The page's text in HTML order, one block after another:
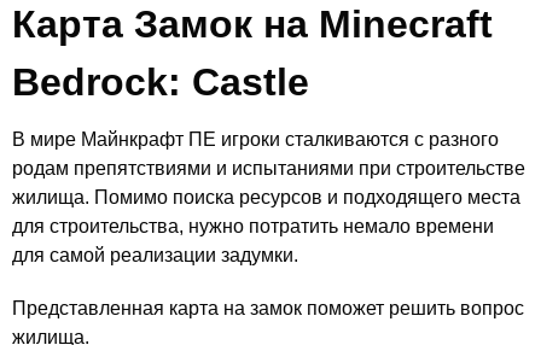
Карта Замок на Minecraft
Bedrock: Castle
В мире Майнкрафт ПЕ игроки сталкиваются с разного
родам препятствиями и испытаниями при строительстве
жилища. Помимо поиска ресурсов и подходящего места
для строительства, нужно потратить немало времени
для самой реализации задумки.
Представленная карта на замок поможет решить вопрос
жилища.